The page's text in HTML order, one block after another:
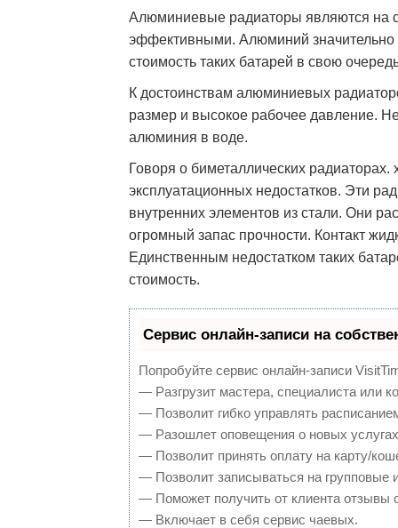
Алюминиевые радиаторы являются на
эффективными. Алюминий значительно
стоимость таких батарей в свою
К достоинствам алюминиевых
размер и высокое рабочее давление.
алюминия в воде.
Говоря о биметаллических радиаторах.
эксплуатационных недостатков. Эти
внутренних элементов из стали. Они
огромный запас прочности. Контакт
Единственным недостатком таких
стоимость.
Сервис онлайн-записи на
Попробуйте сервис онлайн-записи
— Разгрузит мастера, специалиста или
— Позволит гибко управлять
— Разошлет оповещения о новых
— Позволит принять оплату на карту/
— Позволит записываться на групповые
— Поможет получить от клиента отзывы
— Включает в себя сервис чаевых.